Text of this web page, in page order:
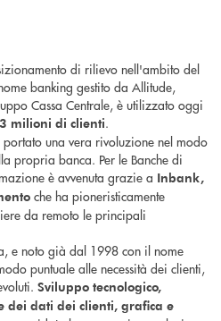
di rilievo nell'ambito del
banking gestito da Allitude,
Cassa Centrale, è utilizzato oggi
milioni di clienti.
portato una vera rivoluzione nel modo
propria banca. Per le Banche di
è avvenuta grazie a Inbank,
che ha pioneristicamente
da remoto le principali
e noto già dal 1998 con il nome
puntuale alle necessità dei clienti,
Sviluppo tecnologico,
dei dati dei clienti, grafica e